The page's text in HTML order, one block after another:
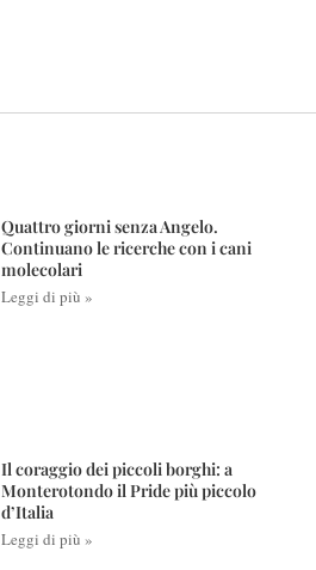
Quattro giorni senza Angelo.
Continuano le ricerche con i cani
molecolari
Leggi di più »
Il coraggio dei piccoli borghi: a
Monterotondo il Pride più piccolo
d’Italia
Leggi di più »